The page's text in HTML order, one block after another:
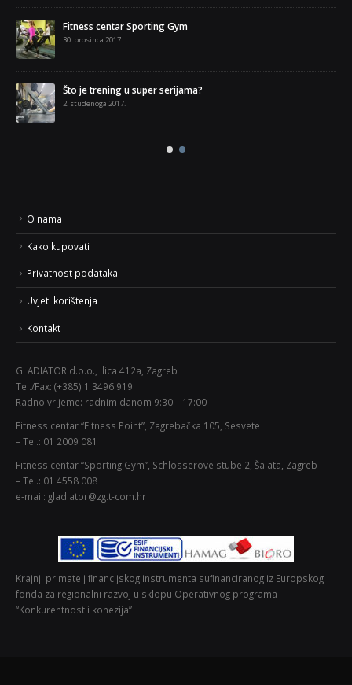
Fitness centar Sporting Gym
30. prosinca 2017.
Što je trening u super serijama?
2. studenoga 2017.
O nama
Kako kupovati
Privatnost podataka
Uvjeti korištenja
Kontakt
GLADIATOR d.o.o., Ilica 412a, Zagreb
Tel./Fax: (+385) 1 3496 919
Radno vrijeme: radnim danom 9:30 – 17:00
Fitness centar “Fitness Point”, Zagrebačka 105, Sesvete
– Tel.: 01 2009 081
Fitness centar “Sporting Gym”, Schlosserove stube 2, Šalata, Zagreb
– Tel.: 01 4558 008
e-mail: gladiator@zg.t-com.hr
Krajnji primatelj ﬁnancijskog instrumenta suﬁnanciranog iz Europskog
fonda za regionalni razvoj u sklopu Operativnog programa
“Konkurentnost i kohezija”